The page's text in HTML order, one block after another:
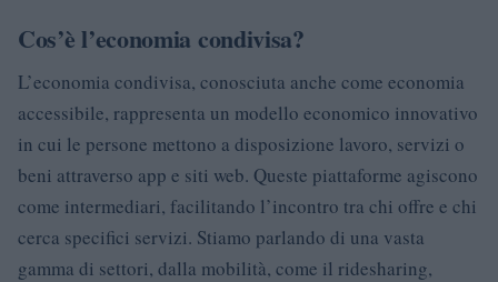
Cos’è l’economia condivisa?
L’economia condivisa, conosciuta anche come economia
accessibile, rappresenta un modello economico innovativo
in cui le persone mettono a disposizione lavoro, servizi o
beni attraverso app e siti web. Queste piattaforme agiscono
come intermediari, facilitando l’incontro tra chi offre e chi
cerca specifici servizi. Stiamo parlando di una vasta
gamma di settori, dalla mobilità, come il ridesharing,